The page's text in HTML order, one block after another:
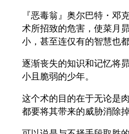
『恶毒翁』奥尔巴特・邓
术所招致的危害，使菜月
小，甚至连仅有的智慧也都
逐渐丧失的知识和记忆将
小且脆弱的少年。
这个术的目的在于无论是
都要将其带来的威胁消除掉